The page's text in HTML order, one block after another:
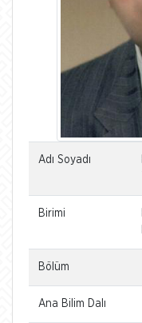
Adı Soyadı
Birimi
Bölüm
Ana Bilim Dalı